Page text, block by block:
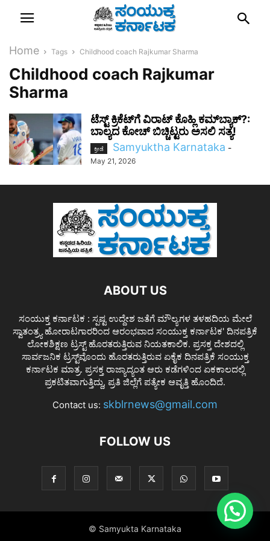
Home Tags Childhood coach Rajkumar Sharma
Childhood coach Rajkumar
Sharma
ಟೆಸ್ಟ್ ಕ್ರಿಕೆಟ್‌ಗೆ ವಿರಾಟ್ ಕೊಹ್ಲಿ ಕಮ್‌ಬ್ಯಾಕ್?:
ಬಾಲ್ಯದ ಕೋಚ್ ಬಿಚ್ಚಿಟ್ಟರು ಅಸಲಿ ಸತ್ಯ!
ಕ್ರೀಡೆ Samyuktha Karnataka -
May 21, 2026
ABOUT US
ಸಂಯುಕ್ತ ಕರ್ನಾಟಕ : ಸ್ಪಷ್ಟ ಉದ್ದೇಶ ಜತೆಗೆ ಮೌಲ್ಯಗಳ ತಳಹದಿಯ ಮೇಲೆ
ಸ್ವಾತಂತ್ರ್ಯ ಹೋರಾಟಗಾರರಿಂದ ಆರಂಭವಾದ ಸಂಯುಕ್ತ ಕರ್ನಾಟಕ' ದಿನಪತ್ರಿಕೆ
ಲೋಕಶಿಕ್ಷಣ ಟ್ರಸ್ಟ್ ಹೊರತರುತ್ತಿರುವ ನಿಯತಕಾಲಿಕ. ಪ್ರಸಕ್ತ ದೇಶದಲ್ಲಿ
ಸಾರ್ವಜನಿಕ ಟ್ರಸ್ಟ್‌ವೊಂದು ಹೊರತರುತ್ತಿರುವ ಏಕೈಕ ದಿನಪತ್ರಿಕೆ ಸಂಯುಕ್ತ
ಕರ್ನಾಟಕ ಮಾತ್ರ. ಪ್ರಸಕ್ತ ರಾಜ್ಯಾದ್ಯಂತ ಆರು ಕಡೆಗಳಿಂದ ಏಕಕಾಲದಲ್ಲಿ
ಪ್ರಕಟಿತವಾಗುತ್ತಿದ್ದು, ಪ್ರತಿ ಜಿಲ್ಲೆಗೆ ಪತ್ಯೇಕ ಆವೃತ್ತಿ ಹೊಂದಿದೆ.
Contact us: skblrnews@gmail.com
FOLLOW US
© Samyukta Karnataka